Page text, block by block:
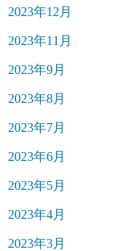
2023年12月
2023年11月
2023年9月
2023年8月
2023年7月
2023年6月
2023年5月
2023年4月
2023年3月